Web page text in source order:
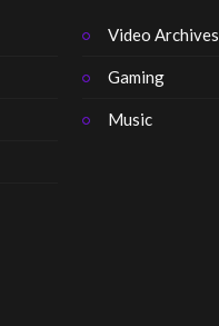
Video Archives
Gaming
Music